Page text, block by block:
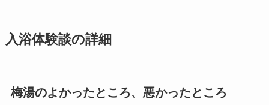
入浴体験談の詳細
梅湯のよかったところ、悪かったところ